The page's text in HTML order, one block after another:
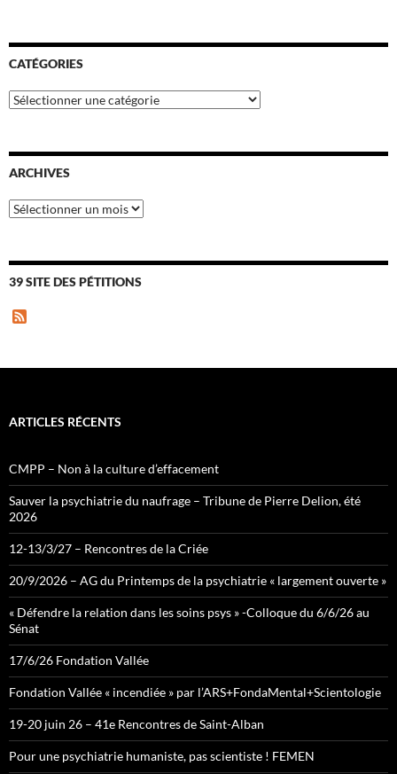
CATÉGORIES
Catégories
ARCHIVES
Archives
39 SITE DES PÉTITIONS
ARTICLES RÉCENTS
CMPP – Non à la culture d’effacement
Sauver la psychiatrie du naufrage – Tribune de Pierre Delion, été
2026
12-13/3/27 – Rencontres de la Criée
20/9/2026 – AG du Printemps de la psychiatrie « largement ouverte »
« Défendre la relation dans les soins psys » -Colloque du 6/6/26 au
Sénat
17/6/26 Fondation Vallée
Fondation Vallée « incendiée » par l’ARS+FondaMental+Scientologie
19-20 juin 26 – 41e Rencontres de Saint-Alban
Pour une psychiatrie humaniste, pas scientiste ! FEMEN